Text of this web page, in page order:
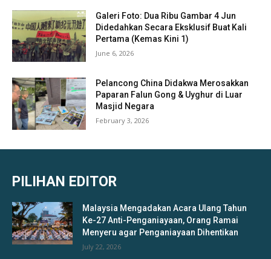
Galeri Foto: Dua Ribu Gambar 4 Jun
Didedahkan Secara Eksklusif Buat Kali
Pertama (Kemas Kini 1)
June 6, 2026
Pelancong China Didakwa Merosakkan
Paparan Falun Gong & Uyghur di Luar
Masjid Negara
February 3, 2026
PILIHAN EDITOR
Malaysia Mengadakan Acara Ulang Tahun
Ke-27 Anti-Penganiayaan, Orang Ramai
Menyeru agar Penganiayaan Dihentikan
July 22, 2026